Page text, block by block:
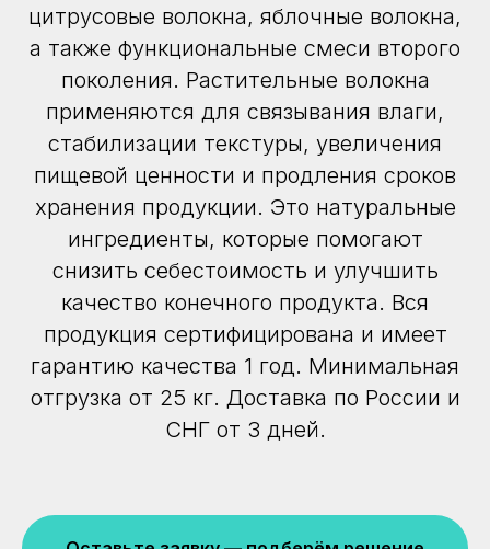
цитрусовые волокна, яблочные волокна,
а также функциональные смеси второго
поколения. Растительные волокна
применяются для связывания влаги,
стабилизации текстуры, увеличения
пищевой ценности и продления сроков
хранения продукции. Это натуральные
ингредиенты, которые помогают
снизить себестоимость и улучшить
качество конечного продукта. Вся
продукция сертифицирована и имеет
гарантию качества 1 год. Минимальная
отгрузка от 25 кг. Доставка по России и
СНГ от 3 дней.